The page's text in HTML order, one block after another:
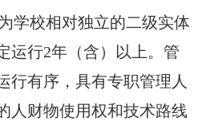
学校相对独立的二级实体
运行2年（含）以上。管
行有序，具有专职管理人
人财物使用权和技术路线